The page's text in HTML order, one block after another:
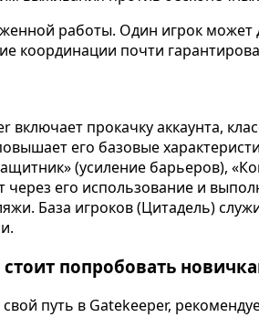
работы. Один игрок
координации почти
включает прокачку аккаунта,
его базовые
(усиление барьеров),
через его использование и
База игроков (Цитадель)
попробовать
путь в Gatekeeper,